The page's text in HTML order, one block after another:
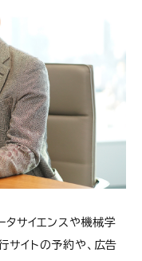
サイエンスや機械学
イトの予約や、広告